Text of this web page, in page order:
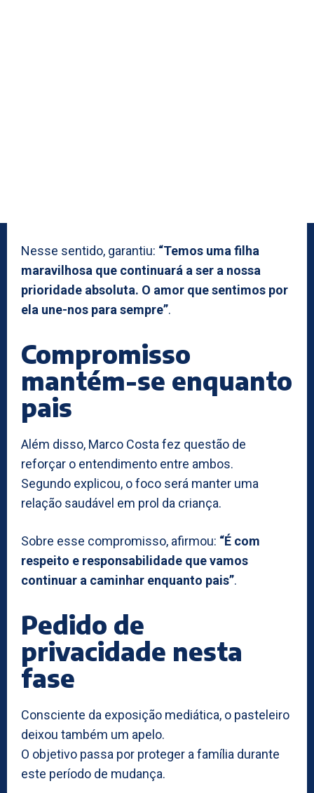
Nesse sentido, garantiu: “Temos uma filha
maravilhosa que continuará a ser a nossa
prioridade absoluta. O amor que sentimos por
ela une-nos para sempre”.
Compromisso
mantém-se enquanto
pais
Além disso, Marco Costa fez questão de
reforçar o entendimento entre ambos.
Segundo explicou, o foco será manter uma
relação saudável em prol da criança.
Sobre esse compromisso, afirmou: “É com
respeito e responsabilidade que vamos
continuar a caminhar enquanto pais”.
Pedido de
privacidade nesta
fase
Consciente da exposição mediática, o pasteleiro
deixou também um apelo.
O objetivo passa por proteger a família durante
este período de mudança.